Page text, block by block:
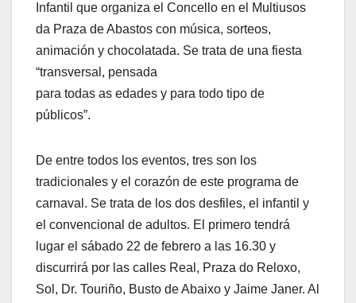
Infantil que organiza el Concello en el Multiusos
da Praza de Abastos con música, sorteos,
animación y chocolatada. Se trata de una fiesta
“transversal, pensada
para todas as edades y para todo tipo de
públicos”.
De entre todos los eventos, tres son los
tradicionales y el corazón de este programa de
carnaval. Se trata de los dos desfiles, el infantil y
el convencional de adultos. El primero tendrá
lugar el sábado 22 de febrero a las 16.30 y
discurrirá por las calles Real, Praza do Reloxo,
Sol, Dr. Touriño, Busto de Abaixo y Jaime Janer. Al